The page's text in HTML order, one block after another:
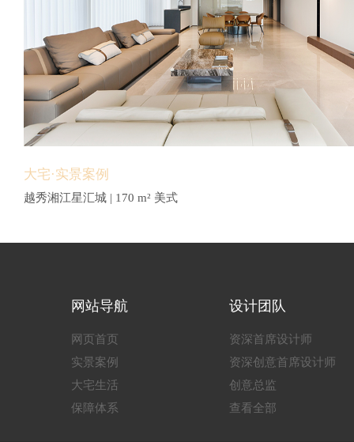
大宅·实景案例
越秀湘江星汇城 | 170 m² 美式
网站导航
网页首页
实景案例
大宅生活
保障体系
设计团队
资深首席设计师
资深创意首席设计师
创意总监
查看全部